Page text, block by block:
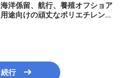
海洋係留、航行、養殖オフショア
用途向けの頑丈なポリエチレンブ
続行